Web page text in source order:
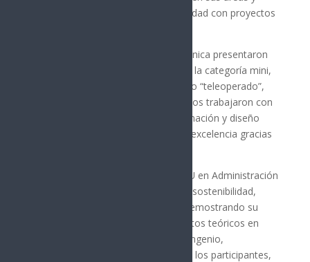
contribuir al desarrollo de la comunidad con proyectos
Los estudiantes de TSU en Mecatrónica presentaron
una competencia de “sumobots” en la categoría mini,
con robots de 15 cm y 1 kg en modo “teleoperado”,
siendo la primera vez que los alumnos trabajaron con
componentes electrónicos, programación y diseño
estructural, logrando resultados de excelencia gracias
Por su parte, los estudiantes de TSU en Administración
exhibieron proyectos enfocados en sostenibilidad,
negocios y liderazgo empresarial, demostrando su
capacidad para integrar conocimientos teóricos en
soluciones prácticas, resaltando el ingenio,
compromiso y trabajo en equipo de los participantes,